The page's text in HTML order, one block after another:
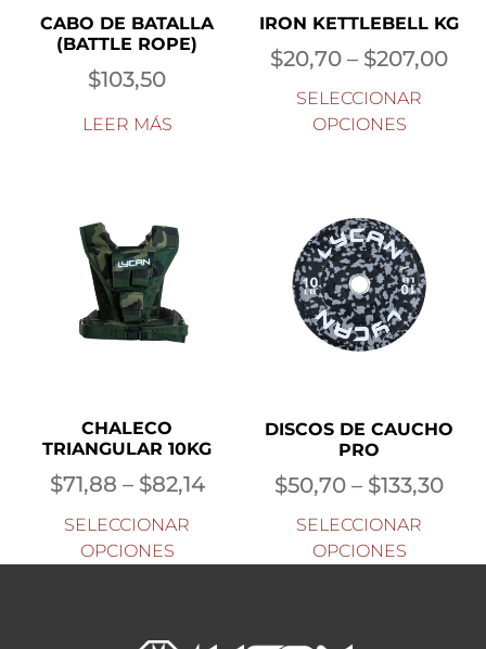
CABO DE BATALLA
(BATTLE ROPE)
$103,50
LEER MÁS
IRON KETTLEBELL KG
$20,70 – $207,00
SELECCIONAR
OPCIONES
CHALECO
TRIANGULAR 10KG
$71,88 – $82,14
SELECCIONAR
OPCIONES
DISCOS DE CAUCHO
PRO
$50,70 – $133,30
SELECCIONAR
OPCIONES